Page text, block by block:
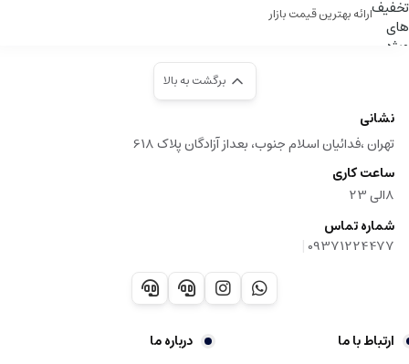
ارائه بهترین قیمت بازار
برگشت به بالا
نشانی
تهران ،فدائیان اسلام جنوب، بعداز آزادگان پلاک 618
ساعت کاری
8الی 23
شماره تماس
09371224477
|
ارتباط با ما درباره ما